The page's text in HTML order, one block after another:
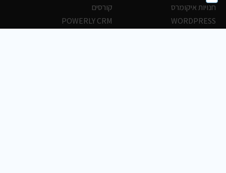
חנויות איקומרס
WORDPRESS
קורסים
POWERLY CRM